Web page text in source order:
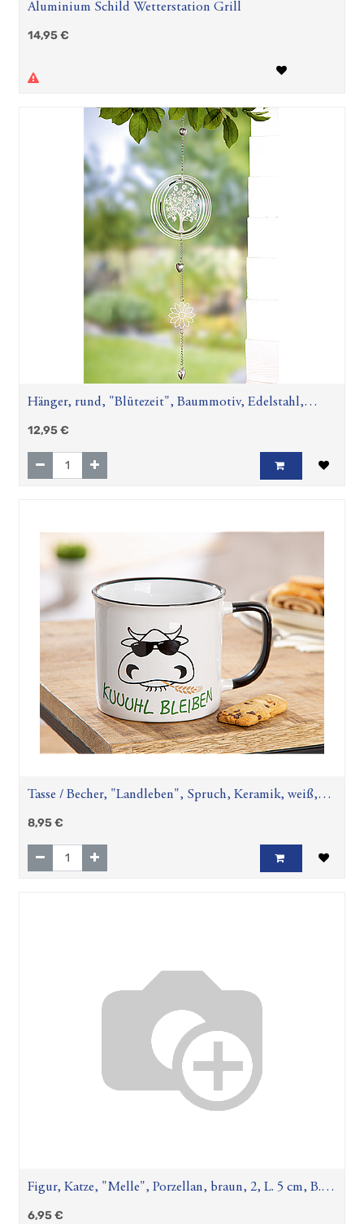
Aluminium Schild Wetterstation Grill
14,95€
Hänger, rund, "Blütezeit", Baummotiv, Edelstahl,
silberfarben, L. 2 cm, B. 15 cm, H. 68 cm
12,95€
Tasse / Becher, "Landleben", Spruch, Keramik, weiß,
VE 6, L. 10 cm, B. 13 cm, H. 9 cm
8,95€
Figur, Katze, "Melle", Porzellan, braun, 2, L. 5 cm, B. 7
cm, H. 11 cm
6,95€